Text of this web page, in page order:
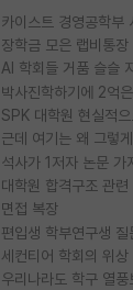
카이스트 경영공학부
장학금 모은 랩비통장
AI 학회들 거품 슬슬
SPK 대학원 현실적
근데 여기는 왜 그렇
석사가 1저자 논문 가
대학원 합격구조 관련
면접 복장
편입생 학부연구생 질
세컨티어 학회의 위상